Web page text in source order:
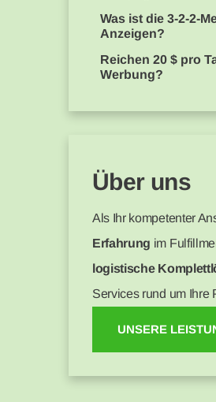
Was ist die 3-2-2-
Anzeigen?
Reichen 20 $ pro
Werbung?
Über uns
Als Ihr kompetenter
Erfahrung im
logistische
Services rund um Ihre
UNSERE